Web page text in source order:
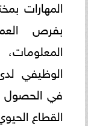
المهارات
بفرص
الوظيفي
في الحصول
القطاع